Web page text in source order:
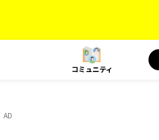
コミュニティ
AD